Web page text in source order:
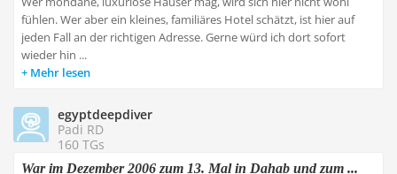
fühlen. Wer aber ein kleines, familiäres Hotel schätzt, ist hier auf
jeden Fall an der richtigen Adresse. Gerne würd ich dort sofort
wieder hin ...
Mehr lesen
egyptdeepdiver
Padi RD
160 TGs
War im Dezember 2006 zum 13. Mal in Dahab und zum ...